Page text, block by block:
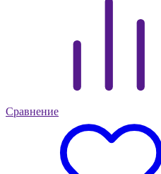
Сравнение